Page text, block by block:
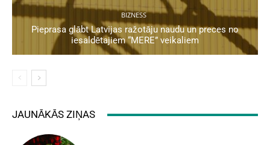
BIZNESS
Pieprasa glābt Latvijas ražotāju naudu un preces no
iesaldētajiem “MERE” veikaliem
JAUNĀKĀS ZIŅAS